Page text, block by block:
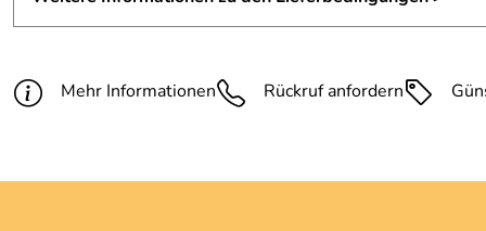
Mehr Informationen Rückruf anfordern